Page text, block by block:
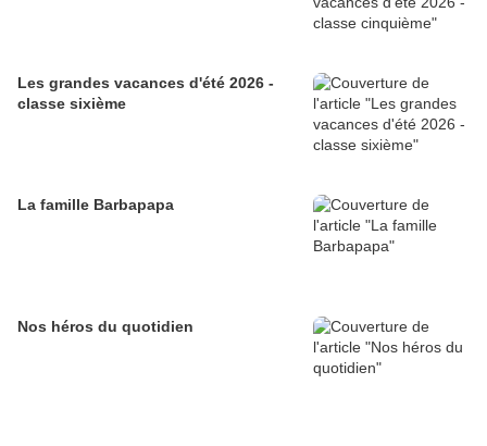
Les grandes vacances d'été 2026 -
classe sixième
La famille Barbapapa
Nos héros du quotidien